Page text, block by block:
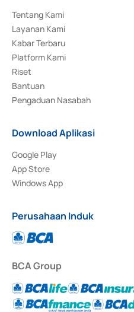
Tentang Kami
Layanan Kami
Kabar Terbaru
Platform Kami
Riset
Bantuan
Pengaduan Nasabah
Download Aplikasi
Google Play
App Store
Windows App
Perusahaan Induk
BCA Group